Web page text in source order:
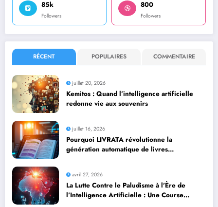
85k
Followers
800
Followers
RÉCENT POPULAIRES COMMENTAIRE
juillet 20, 2026
Kemitos : Quand l’intelligence artificielle
redonne vie aux souvenirs
juillet 16, 2026
Pourquoi LIVRATA révolutionne la
génération automatique de livres
avril 27, 2026
La Lutte Contre le Paludisme à l’Ère de
l’Intelligence Artificielle : Une Course